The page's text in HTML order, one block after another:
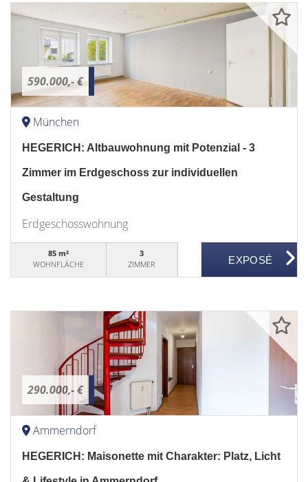
590.000,- €
München
HEGERICH: Altbauwohnung mit Potenzial - 3
Zimmer im Erdgeschoss zur individuellen
Gestaltung
Erdgeschosswohnung
85 m²
WOHNFLÄCHE
3
ZIMMER
290.000,- €
Ammerndorf
HEGERICH: Maisonette mit Charakter: Platz, Licht